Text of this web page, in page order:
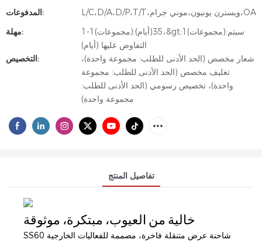
المدفوعات:
L/C،D/A،D/P،T/T،ويسترن يونيون،موني جرام،OA
مهلة:
1-1(مجموعات):35(أيام)،&gt;1(مجموعات):سيتم
التفاوض عليها (أيام)
التخصيص:
شعار مخصص (الحد الأدنى للطلب: مجموعة واحدة)،
تغليف مخصص (الحد الأدنى للطلب: مجموعة
واحدة)، تخصيص رسومي (الحد الأدنى للطلب:
مجموعة واحدة)
تفاصيل المنتج
خالية من العيوب، مبتكرة، موثوقة
SS60 شاحنة عرض متنقلة فاخرة، مصممة للفعاليات الخارجية